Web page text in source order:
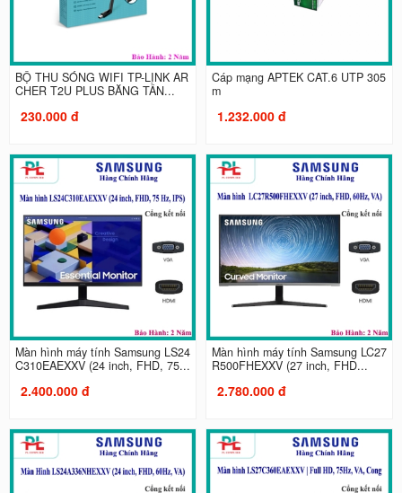
BỘ THU SÓNG WIFI TP-LINK AR
CHER T2U PLUS BĂNG TẦN...
230.000 đ
Cáp mạng APTEK CAT.6 UTP 305
m
1.232.000 đ
Màn hình máy tính Samsung LS24
C310EAEXXV (24 inch, FHD, 75...
2.400.000 đ
Màn hình máy tính Samsung LC27
R500FHEXXV (27 inch, FHD...
2.780.000 đ